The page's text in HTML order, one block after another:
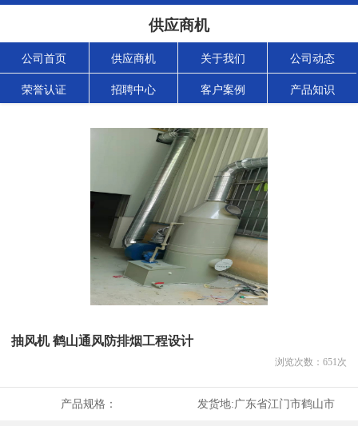
供应商机
公司首页 供应商机 关于我们 公司动态
荣誉认证 招聘中心 客户案例 产品知识
抽风机 鹤山通风防排烟工程设计
浏览次数： 651次
产品规格： 发货地:广东省江门市鹤山市